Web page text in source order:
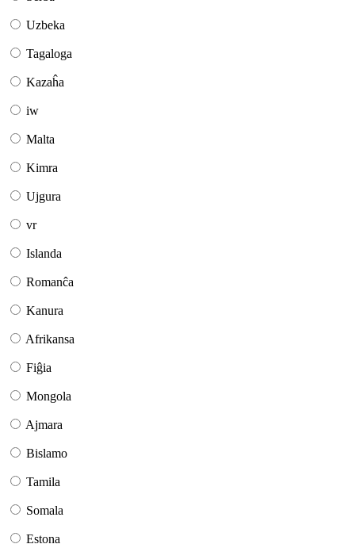
Uzbeka
Tagaloga
Kazaĥa
iw
Malta
Kimra
Ujgura
vr
Islanda
Romanĉa
Kanura
Afrikansa
Fiĝia
Mongola
Ajmara
Bislamo
Tamila
Somala
Estona